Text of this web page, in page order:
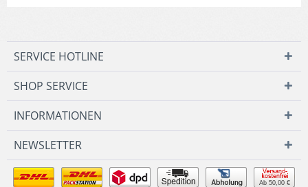
SERVICE HOTLINE
SHOP SERVICE
INFORMATIONEN
NEWSLETTER
Ab 50,00 €